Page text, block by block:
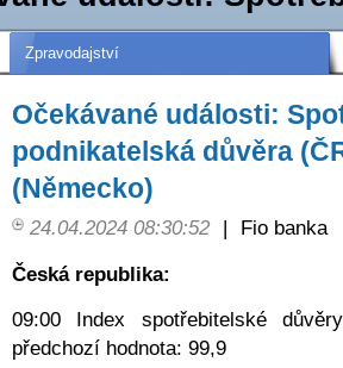
Zpravodajství
Očekávané události:
podnikatelská důvěra
(Německo)
24.04.2024 08:30:52 |
Fio banka
Česká republika:
09:00 Index spotřebitelské
předchozí hodnota: 99,9